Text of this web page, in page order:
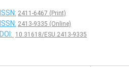
ISSN: 2411-6467 (Print)
ISSN: 2413-9335 (Online)
DOI: 10.31618/ESU.2413-9335